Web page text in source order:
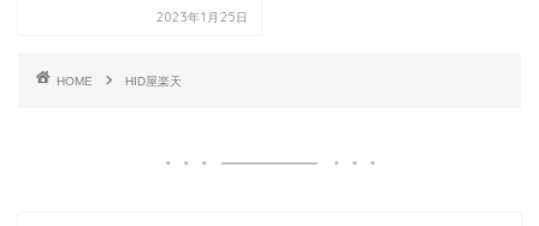
2023年1月25日
HOME HID屋楽天